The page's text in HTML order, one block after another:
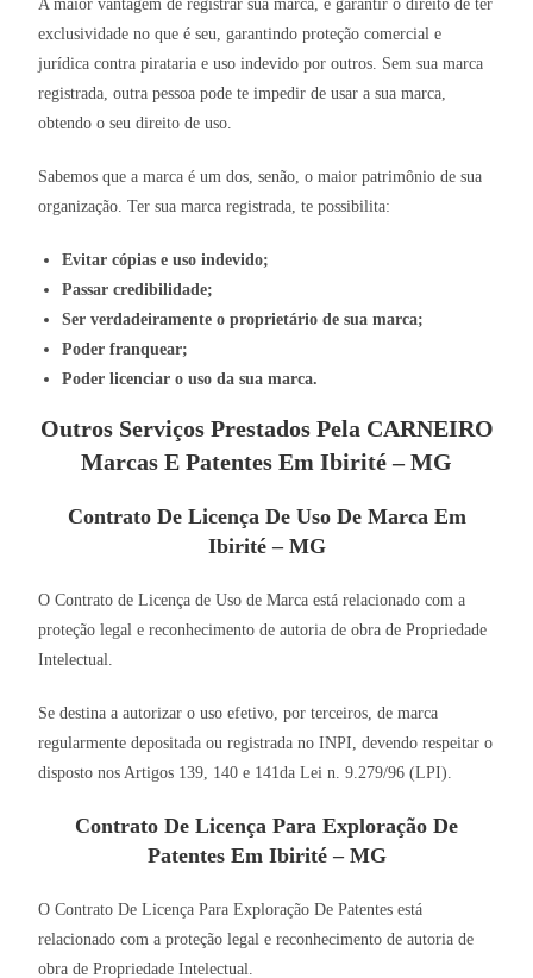
A maior vantagem de registrar sua marca, é garantir o direito de ter
exclusividade no que é seu, garantindo proteção comercial e
jurídica contra pirataria e uso indevido por outros. Sem sua marca
registrada, outra pessoa pode te impedir de usar a sua marca,
obtendo o seu direito de uso.
Sabemos que a marca é um dos, senão, o maior patrimônio de sua
organização. Ter sua marca registrada, te possibilita:
Evitar cópias e uso indevido;
Passar credibilidade;
Ser verdadeiramente o proprietário de sua marca;
Poder franquear;
Poder licenciar o uso da sua marca.
Outros Serviços Prestados Pela CARNEIRO
Marcas E Patentes Em Ibirité – MG
Contrato De Licença De Uso De Marca Em
Ibirité – MG
O Contrato de Licença de Uso de Marca está relacionado com a
proteção legal e reconhecimento de autoria de obra de Propriedade
Intelectual.
Se destina a autorizar o uso efetivo, por terceiros, de marca
regularmente depositada ou registrada no INPI, devendo respeitar o
disposto nos Artigos 139, 140 e 141da Lei n. 9.279/96 (LPI).
Contrato De Licença Para Exploração De
Patentes Em Ibirité – MG
O Contrato De Licença Para Exploração De Patentes está
relacionado com a proteção legal e reconhecimento de autoria de
obra de Propriedade Intelectual.